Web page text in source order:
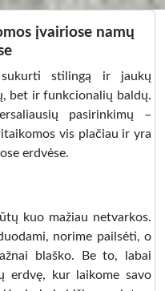
įvairiose namų
sukurti stilingą ir jaukų
bet ir funkcionalių baldų.
pasirinkimų –
vis plačiau ir yra
erdvėse.
kuo mažiau netvarkos.
norime pailsėti, o
blaško. Be to, labai
erdvę, kur laikome savo